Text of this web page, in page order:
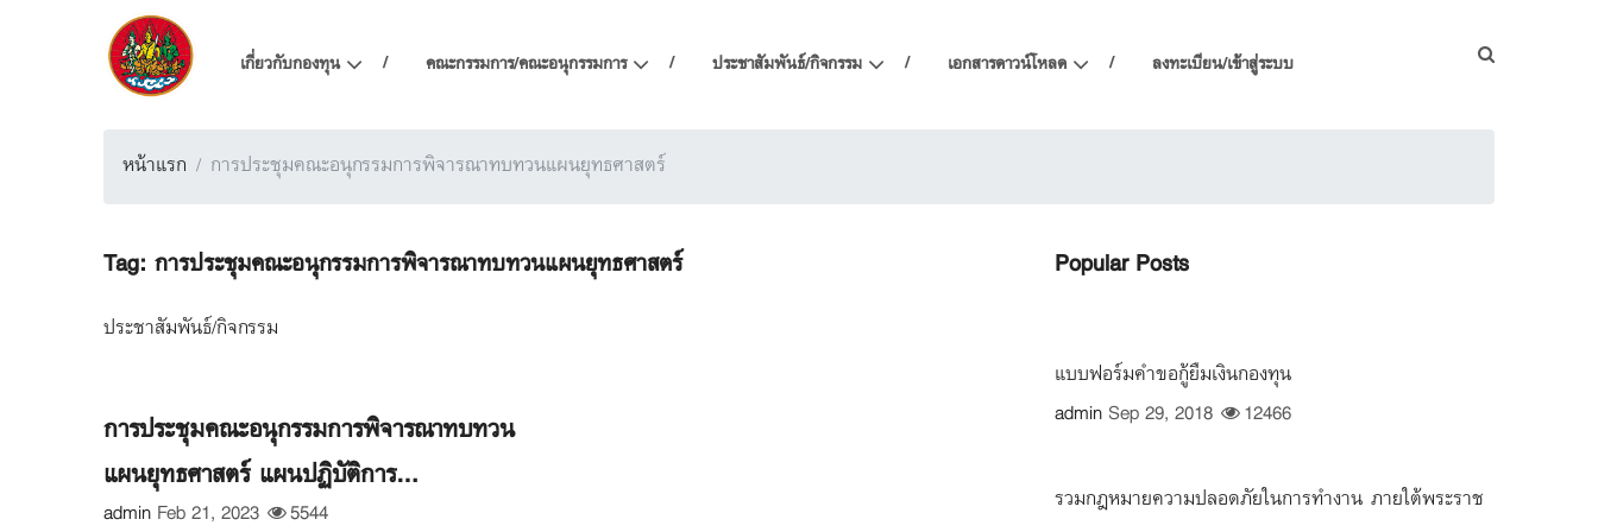
เกี่ยวกับกองทุน คณะกรรมการ/คณะอนุกรรมการ ประชาสัมพันธ์/กิจกรรม เอกสารดาวน์โหลด ลงทะเบียน/เข้าสู่ระบบ
หน้าแรก การประชุมคณะอนุกรรมการพิจารณาทบทวนแผนยุทธศาสตร์
Tag: การประชุมคณะอนุกรรมการพิจารณาทบทวนแผนยุทธศาสตร์
ประชาสัมพันธ์/กิจกรรม
การประชุมคณะอนุกรรมการพิจารณาทบทวน
แผนยุทธศาสตร์ แผนปฏิบัติการ...
admin Feb 21, 2023
5544
Popular Posts
แบบฟอร์มคำขอกู้ยืมเงินกองทุน
admin Sep 29, 2018 12466
รวมกฎหมายความปลอดภัยในการทำงาน ภายใต้พระราช